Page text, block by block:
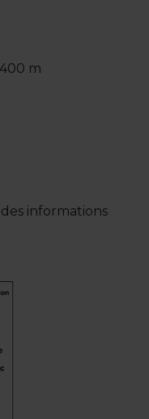
m
informations